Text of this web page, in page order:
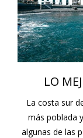
LO
La costa sur
más poblada
algunas de las